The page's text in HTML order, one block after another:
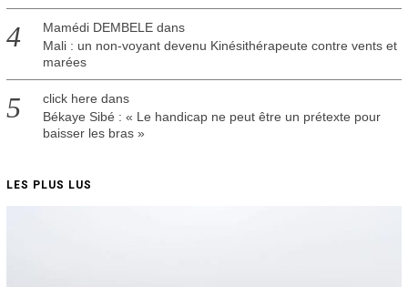
Mamédi DEMBELEdans
Mali : un non-voyant devenu Kinésithérapeute contre vents et
marées
click here dans
Békaye Sibé : « Le handicap ne peut être un prétexte pour
baisser les bras »
LES PLUS LUS